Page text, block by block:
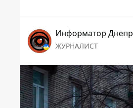
Информатор Днепр
ЖУРНАЛИСТ